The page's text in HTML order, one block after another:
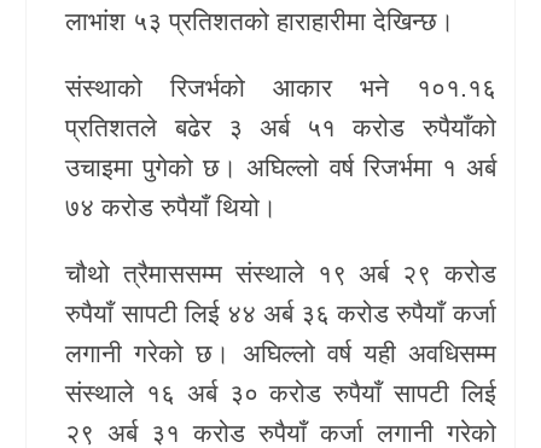
लाभांश ५३ प्रतिशतको हाराहारीमा देखिन्छ।
संस्थाको रिजर्भको आकार भने १०१.१६
प्रतिशतले बढेर ३ अर्ब ५१ करोड रुपैयाँको
उचाइमा पुगेको छ। अघिल्लो वर्ष रिजर्भमा १ अर्ब
७४ करोड रुपैयाँ थियो।
चौथो त्रैमाससम्म संस्थाले १९ अर्ब २९ करोड
रुपैयाँ सापटी लिई ४४ अर्ब ३६ करोड रुपैयाँ कर्जा
लगानी गरेको छ। अघिल्लो वर्ष यही अवधिसम्म
संस्थाले १६ अर्ब ३० करोड रुपैयाँ सापटी लिई
२९ अर्ब ३१ करोड रुपैयाँ कर्जा लगानी गरेको